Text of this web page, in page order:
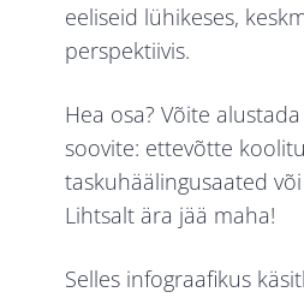
eeliseid lühikeses,
perspektiivis.
Hea osa? Võite
soovite: ettevõtte
taskuhäälingusaated
Lihtsalt ära jää maha!
Selles infograafikus